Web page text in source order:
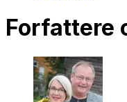
Forfattere